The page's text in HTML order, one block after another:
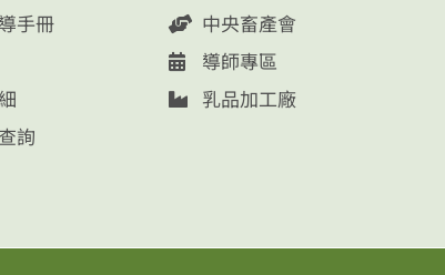
手冊
詢
中央畜產會
導師專區
乳品加工廠